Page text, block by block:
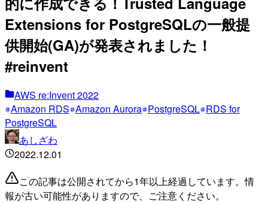
Extensions for PostgreSQLの一般提
供開始(GA)が発表されました！
#reinvent
AWS re:Invent 2022
Amazon RDS Amazon Aurora PostgreSQL RDS for
PostgreSQL
あしざわ
2022.12.01
この記事は公開されてから1年以上経過しています。情
報が古い可能性がありますので、ご注意ください。